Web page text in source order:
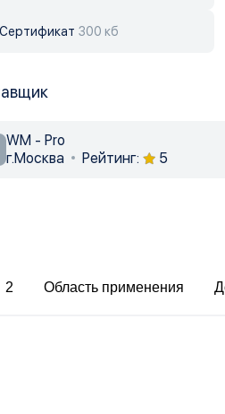
Сертификат 300 кб
WM - Pro
г.Москва
Рейтинг: 5
2 Область применения